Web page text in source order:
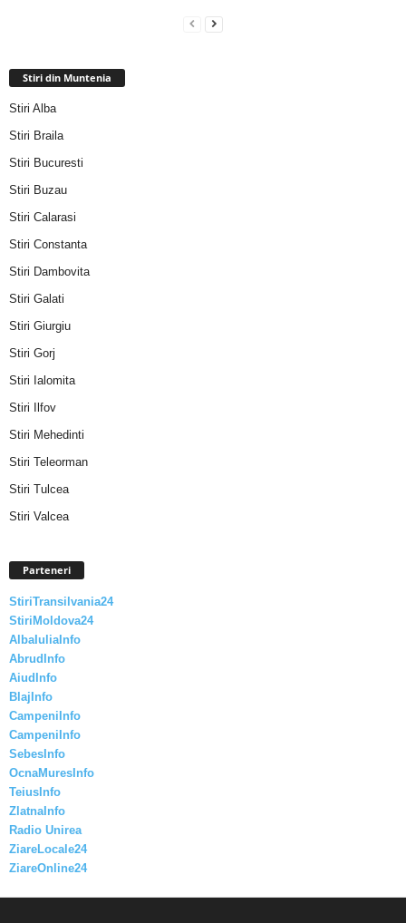
Stiri din Muntenia
Stiri Alba
Stiri Braila
Stiri Bucuresti
Stiri Buzau
Stiri Calarasi
Stiri Constanta
Stiri Dambovita
Stiri Galati
Stiri Giurgiu
Stiri Gorj
Stiri Ialomita
Stiri Ilfov
Stiri Mehedinti
Stiri Teleorman
Stiri Tulcea
Stiri Valcea
Parteneri
StiriTransilvania24
StiriMoldova24
AlbaIuliaInfo
AbrudInfo
AiudInfo
BlajInfo
CampeniInfo
CampeniInfo
SebesInfo
OcnaMuresInfo
TeiusInfo
ZlatnaInfo
Radio Unirea
ZiareLocale24
ZiareOnline24